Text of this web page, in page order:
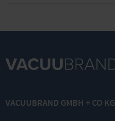
VACUUBRAND GMBH + CO KG